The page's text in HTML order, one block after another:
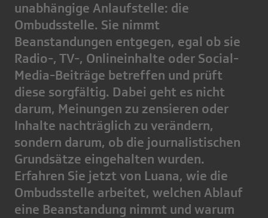
unabhängige Anlaufstelle: die
Ombudsstelle. Sie nimmt
Beanstandungen entgegen, egal ob sie
Radio-, TV-, Onlineinhalte oder Social-
Media-Beiträge betreffen und prüft
diese sorgfältig. Dabei geht es nicht
darum, Meinungen zu zensieren oder
Inhalte nachträglich zu verändern,
sondern darum, ob die journalistischen
Grundsätze eingehalten wurden.
Erfahren Sie jetzt von Luana, wie die
Ombudsstelle arbeitet, welchen Ablauf
eine Beanstandung nimmt und warum